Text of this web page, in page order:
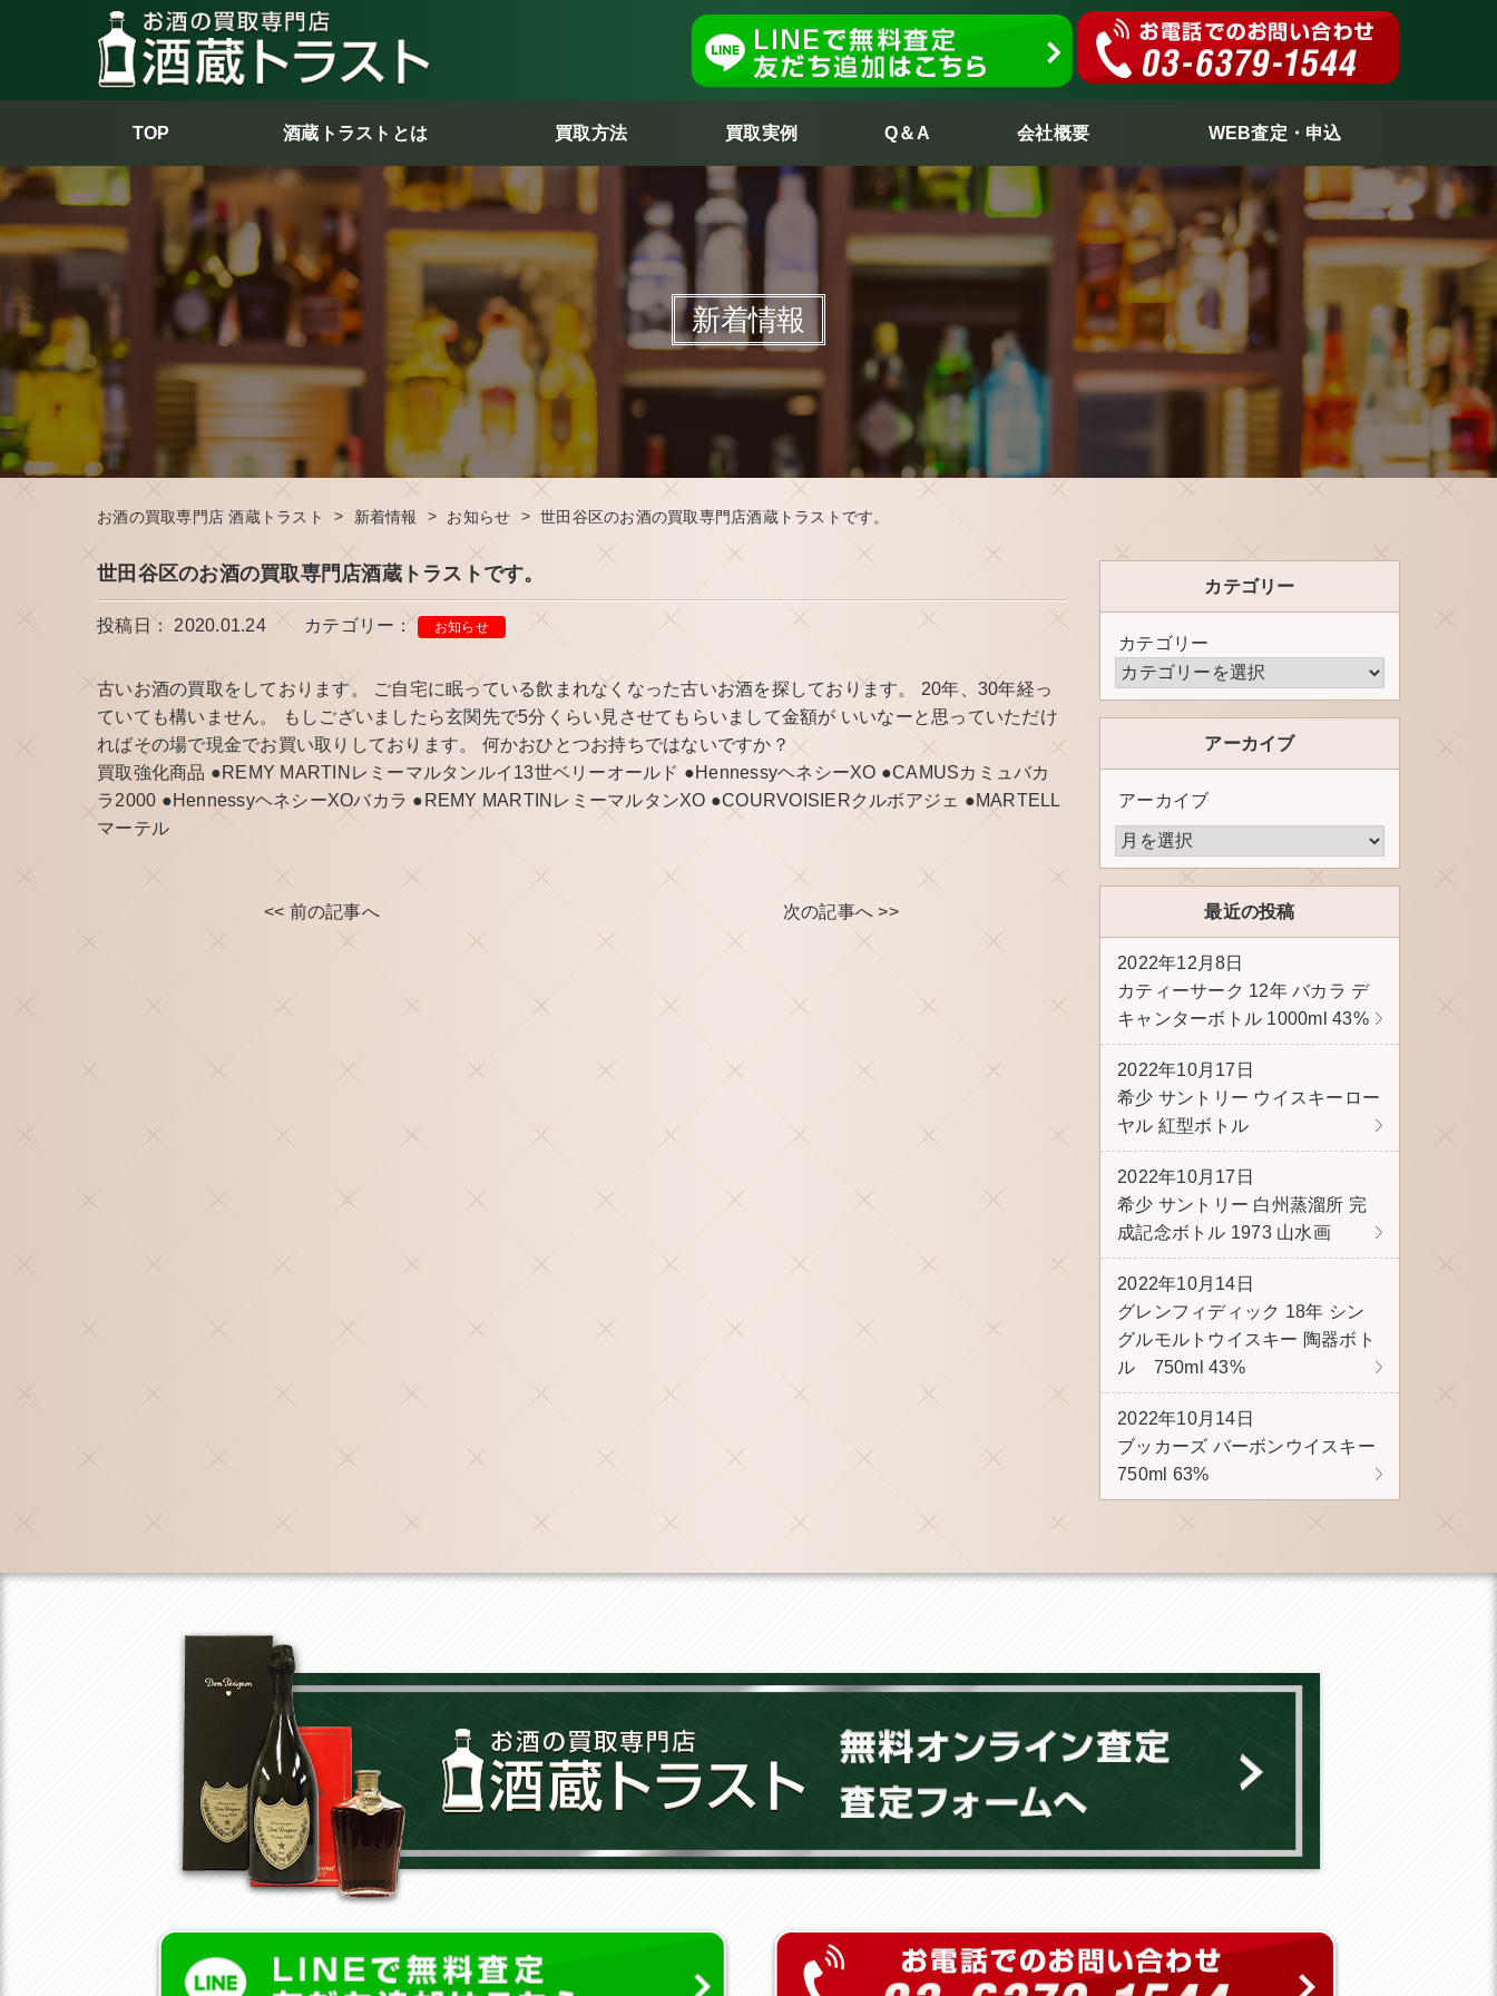
TOP 酒蔵トラストとは 買取方法 買取実例 Q＆A 会社概要 WEB査定・申込
新着情報
お酒の買取専門店 酒蔵トラスト > 新着情報 > お知らせ > 世田谷区のお酒の買取専門店酒蔵トラストです。
世田谷区のお酒の買取専門店酒蔵トラストです。
投稿日： 2020.01.24 カテゴリー： お知らせ
古いお酒の買取をしております。 ご自宅に眠っている飲まれなくなった古いお酒を探しております。 20年、30年経っ
ていても構いません。 もしございましたら玄関先で5分くらい見させてもらいまして金額が いいなーと思っていただけ
ればその場で現金でお買い取りしております。 何かおひとつお持ちではないですか？
買取強化商品 ●REMY MARTINレミーマルタンルイ13世ベリーオールド ●HennessyヘネシーXO ●CAMUSカミュバカ
ラ2000 ●HennessyヘネシーXOバカラ ●REMY MARTINレミーマルタンXO ●COURVOISIERクルボアジェ ●MARTELL
マーテル
<< 前の記事へ 次の記事へ >>
カテゴリー
カテゴリー
アーカイブ
アーカイブ
最近の投稿
2022年12月8日
カティーサーク 12年 バカラ デ
キャンターボトル 1000ml 43%
2022年10月17日
希少 サントリー ウイスキーロー
ヤル 紅型ボトル
2022年10月17日
希少 サントリー 白州蒸溜所 完
成記念ボトル 1973 山水画
2022年10月14日
グレンフィディック 18年 シン
グルモルトウイスキー 陶器ボト
ル 750ml 43%
2022年10月14日
ブッカーズ バーボンウイスキー
750ml 63%